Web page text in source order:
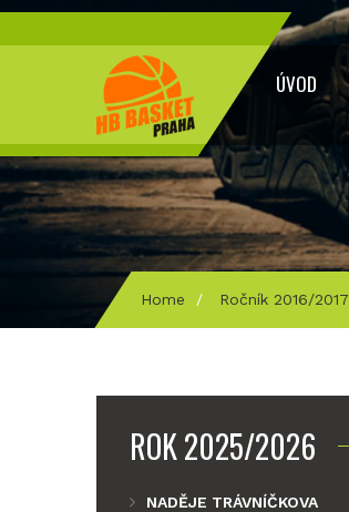
ÚVOD
Home / Ročník 2016/2017
ROK 2025/2026
NADĚJE TRÁVNÍČKOVA